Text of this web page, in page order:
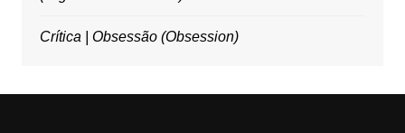
Crítica | Obsessão (Obsession)